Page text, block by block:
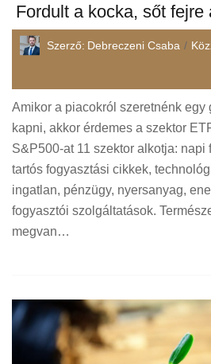
Fordult a kocka, sőt fejre
Szerző: Debreczeni Csaba
Amikor a piacokról szeretnénk egy
kapni, akkor érdemes a szektor
S&P500-at 11 szektor alkotja: napi
tartós fogyasztási cikkek,
ingatlan, pénzügy, nyersanyag,
fogyasztói szolgáltatások.
megvan…